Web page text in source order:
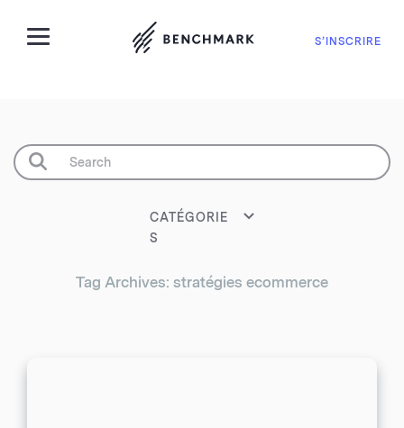
S’INSCRIRE
CATÉGORIE
S
Tag Archives: stratégies ecommerce